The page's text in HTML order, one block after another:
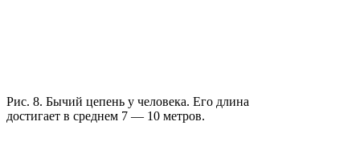
Рис. 8. Бычий цепень у человека. Его длина
достигает в среднем 7 — 10 метров.